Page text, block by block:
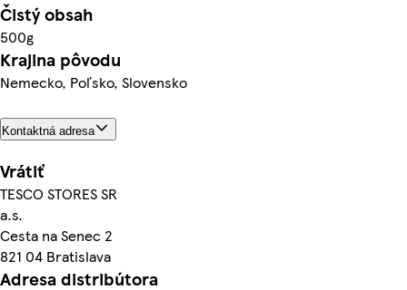
Čistý obsah
500g
Krajina pôvodu
Nemecko, Poľsko, Slovensko
Kontaktná adresa
Vrátiť
TESCO STORES SR
a.s.
Cesta na Senec 2
821 04 Bratislava
Adresa distribútora